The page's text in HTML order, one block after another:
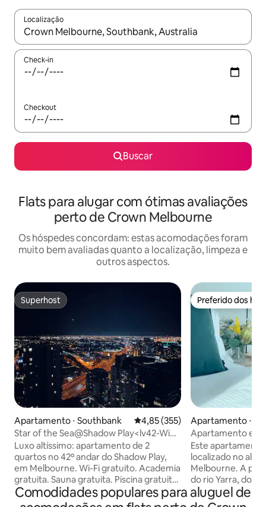
Localização
Quando os resultados estiverem disponíveis, explore-os
Check-in
Checkout
Buscar
Flats para alugar com ótimas avaliações
perto de Crown Melbourne
Os hóspedes concordam: estas acomodações foram
muito bem avaliadas quanto a localização, limpeza e
outros aspectos.
Superhost
Superhost
Apartamento ⋅ Southbank 4,85 de uma avaliação média de
4,85 (355)
Star of the Sea@Shadow Play<lv42-Wifi-
WalktoCrown>
Luxo altíssimo: apartamento de 2
quartos no 42º andar do Shadow Play,
em Melbourne. Wi-Fi gratuito. Academia
gratuita. Sauna gratuita. Piscina gratuita.
300Sec tem Crown Casino. 200Sec tem
supermercado woolworths. 100Sec tem
Preferido dos
Preferido dos
Apartamento ⋅
Apartamento
Southbank com
Este
localizado no alto
Melbourne. A
do rio Yarra, do
Melbourne, do
Melbourne, da
Comodidades populares para aluguel de